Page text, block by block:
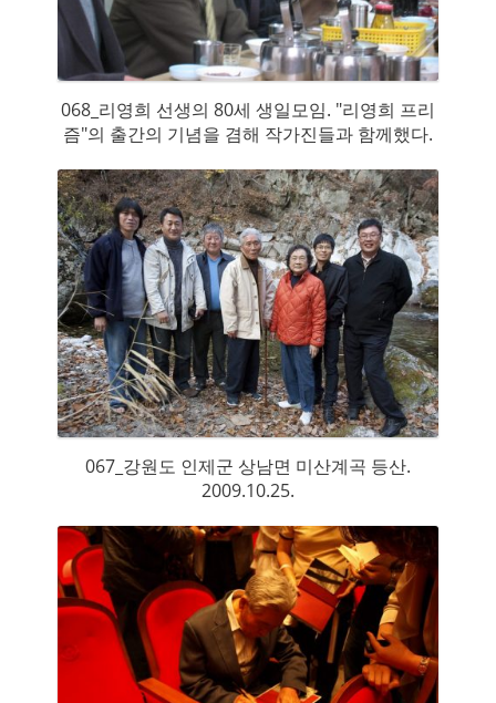
068_리영희 선생의 80세 생일모임. "리영희 프리
즘"의 출간의 기념을 겸해 작가진들과 함께했다.
067_강원도 인제군 상남면 미산계곡 등산.
2009.10.25.